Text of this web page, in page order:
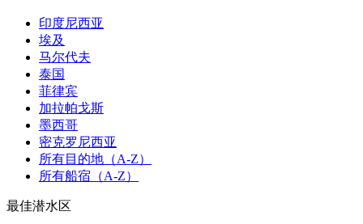
印度尼西亚
埃及
马尔代夫
泰国
菲律宾
加拉帕戈斯
墨西哥
密克罗尼西亚
所有目的地（A-Z）
所有船宿（A-Z）
最佳潜水区